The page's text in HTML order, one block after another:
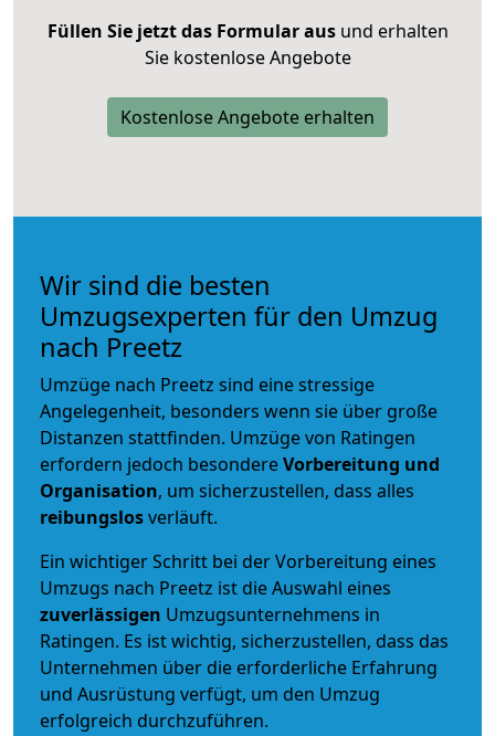
Füllen Sie jetzt das Formular ausund erhalten
Sie kostenlose Angebote
Kostenlose Angebote erhalten
Wir sind die besten
Umzugsexperten für den Umzug
nach Preetz
Umzüge nach Preetz sind eine stressige
Angelegenheit, besonders wenn sie über große
Distanzen stattfinden. Umzüge von Ratingen
erfordern jedoch besondereVorbereitung und
Organisation, um sicherzustellen, dass alles
reibungslosverläuft.
Ein wichtiger Schritt bei der Vorbereitung eines
Umzugs nach Preetz ist die Auswahl eines
zuverlässigen Umzugsunternehmens in
Ratingen. Es ist wichtig, sicherzustellen, dass das
Unternehmen über die erforderliche Erfahrung
und Ausrüstung verfügt, um den Umzug
erfolgreich durchzuführen.